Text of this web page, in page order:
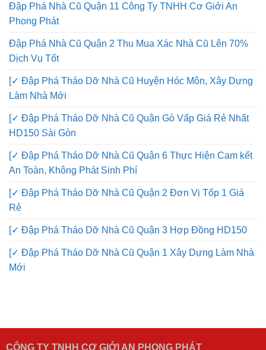
Đập Phá Nhà Cũ Quận 11 Công Ty TNHH Cơ Giới An
Phong Phát
Đập Phá Nhà Cũ Quận 2 Thu Mua Xác Nhà Cũ Lên 70%
Dịch Vụ Tốt
[✓ Đập Phá Tháo Dỡ Nhà Cũ Huyện Hóc Môn, Xây Dựng
Làm Nhà Mới
[✓ Đập Phá Tháo Dỡ Nhà Cũ Quận Gò Vấp Giá Rẻ Nhất
HD150 Sài Gòn
[✓ Đập Phá Tháo Dỡ Nhà Cũ Quận 6 Thực Hiện Cam kết
An Toàn, Không Phát Sinh Phí
[✓ Đập Phá Tháo Dỡ Nhà Cũ Quận 2 Đơn Vị Tốp 1 Giá
Rẻ
[✓ Đập Phá Tháo Dỡ Nhà Cũ Quận 3 Hợp Đồng HD150
[✓ Đập Phá Tháo Dỡ Nhà Cũ Quận 1 Xây Dựng Làm Nhà
Mới
CÔNG TY TNHH CƠ GIỚI AN PHONG PHÁT